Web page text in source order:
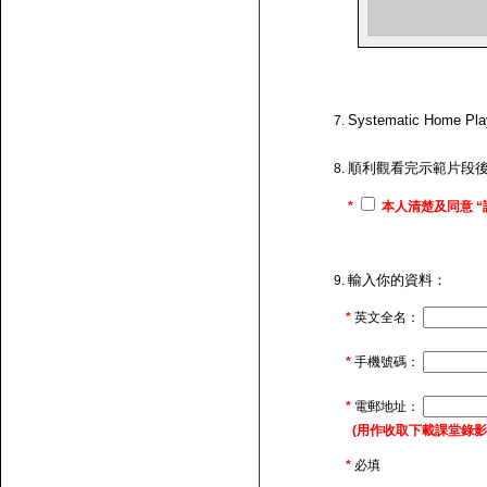
Systematic Home
順利觀看完示範片段
* 本人清楚及同意
輸入你的資料：
* 英文全名：
* 手機號碼：
* 電郵地址：
(用作收取下載課堂錄
* 必填